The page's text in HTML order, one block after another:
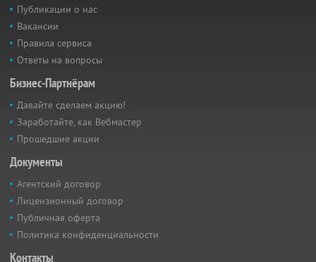
Публикации о нас
Вакансии
Правила сервиса
Ответы на вопросы
Бизнес-Партнёрам
Давайте сделаем акцию!
Заработайте, как Вебмастер
Прошедшие акции
Документы
Агентский договор
Лицензионный договор
Публичная оферта
Политика конфиденциальности
Контакты